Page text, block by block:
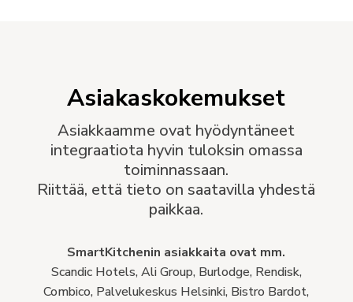
Asiakaskokemukset
Asiakkaamme ovat hyödyntäneet
integraatiota hyvin tuloksin omassa
toiminnassaan.
Riittää, että tieto on saatavilla yhdestä
paikkaa.
SmartKitchenin asiakkaita ovat mm.
Scandic Hotels, Ali Group, Burlodge, Rendisk,
Combico, Palvelukeskus Helsinki, Bistro Bardot,